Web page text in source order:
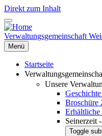
Direkt zum Inhalt
Verwaltungsgemeinschaft
Menü
Startseite
Unsere
Broschüre
Erhältliche
Seinerzeit
Toggle